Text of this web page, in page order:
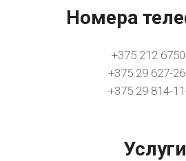
Номера
+375 212
+375 29 627-
+375 29 814-
Услуги